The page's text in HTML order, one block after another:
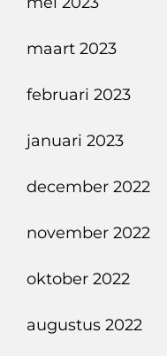
maart 2023
februari 2023
januari 2023
december 2022
november 2022
oktober 2022
augustus 2022